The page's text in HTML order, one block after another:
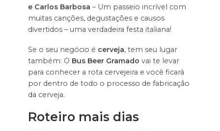
e Carlos Barbosa – Um passeio incrível com
muitas canções, degustações e causos
divertidos – uma verdadeira festa italiana!
Se o seu negócio é cerveja, tem seu lugar
também: O Bus Beer Gramado vai te levar
para conhecer a rota cervejeira e você ficará
por dentro de todo o processo de fabricação
da cerveja.
Roteiro mais dias